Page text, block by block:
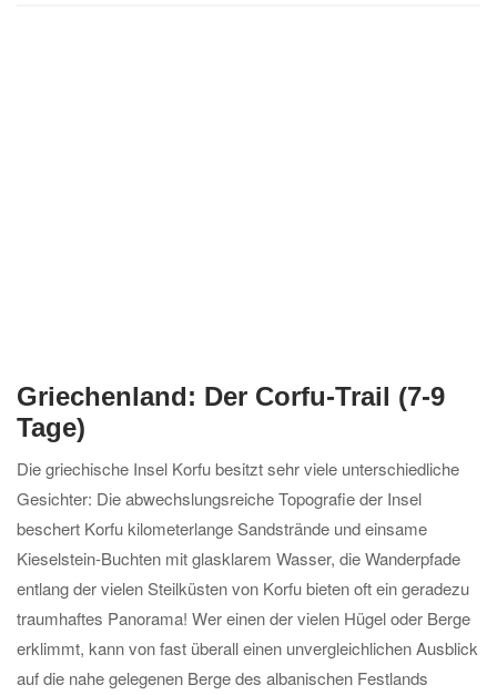
Griechenland: Der Corfu-Trail (7-9
Tage)
Die griechische Insel Korfu besitzt sehr viele unterschiedliche
Gesichter: Die abwechslungsreiche Topografie der Insel
beschert Korfu kilometerlange Sandstrände und einsame
Kieselstein-Buchten mit glasklarem Wasser, die Wanderpfade
entlang der vielen Steilküsten von Korfu bieten oft ein geradezu
traumhaftes Panorama! Wer einen der vielen Hügel oder Berge
erklimmt, kann von fast überall einen unvergleichlichen Ausblick
auf die nahe gelegenen Berge des albanischen Festlands